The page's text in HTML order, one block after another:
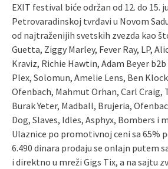
EXIT festival biće održan od 12. do 15.
Petrovaradinskoj tvrđavi u Novom
od najtraženijih svetskih zvezda kao
Guetta, Ziggy Marley, Fever Ray, LP,
Kraviz, Richie Hawtin, Adam Beyer
Plex, Solomun, Amelie Lens, Ben
Ofenbach, Mahmut Orhan, Carl Craig,
Burak Yeter, Madball, Brujeria,
Dog, Slaves, Idles, Asphyx, Bombers i
Ulaznice po promotivnoj ceni sa 65%
6.490 dinara prodaju se onlajn putem
i direktno u mreži Gigs Tix, a na sajtu